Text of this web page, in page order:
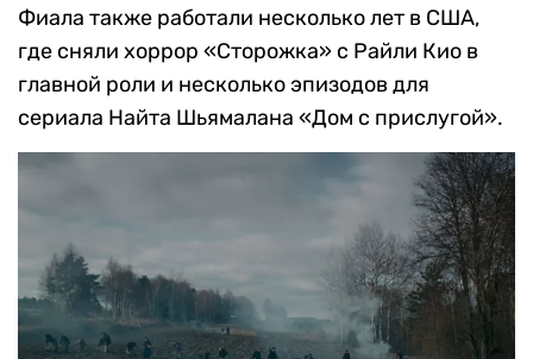
Фиала также работали несколько лет в США,
где сняли хоррор «Сторожка» с Райли Кио в
главной роли и несколько эпизодов для
сериала Найта Шьямалана «Дом с прислугой».